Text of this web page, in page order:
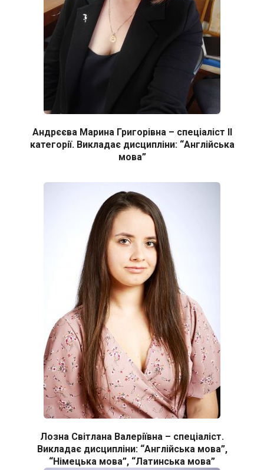
Андрєєва Марина Григорівна – спеціаліст ІІ
категорії. Викладає дисципліни: “Англійська
мова”
Лозна Світлана Валеріївна – спеціаліст.
Викладає дисципліни: “Англійська мова”,
“Німецька мова”, “Латинська мова”